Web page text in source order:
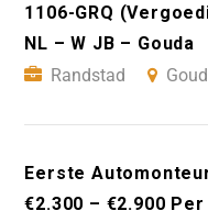
1106-GRQ
NL – W JB – Gouda
Randstad
Eerste
€2.300 – €2.900